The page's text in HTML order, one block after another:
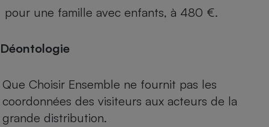
pour une famille avec enfants, à 480 €.
Déontologie
Que Choisir Ensemble ne fournit pas les
coordonnées des visiteurs aux acteurs de la
grande distribution.